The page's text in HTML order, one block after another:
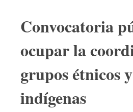
Convocatoria
ocupar la
grupos étnicos
indígenas